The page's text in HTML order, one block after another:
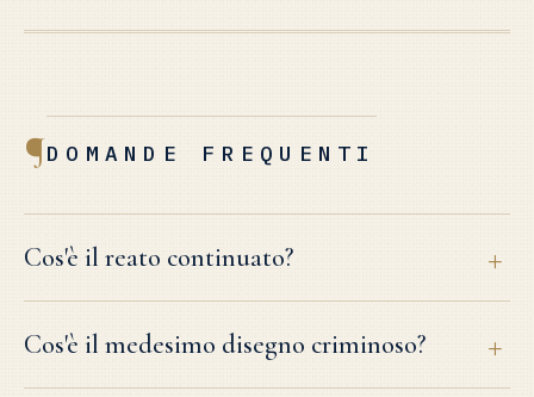
¶DOMANDE FREQUENTI
Cos'è il reato continuato?
Cos'è il medesimo disegno criminoso?